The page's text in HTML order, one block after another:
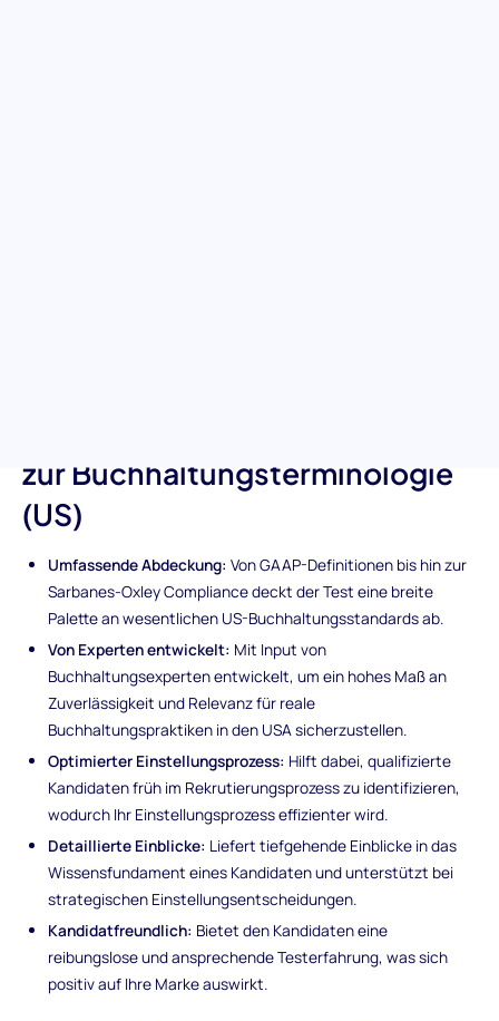
zur Buchhaltungsterminologie
(US)
Umfassende Abdeckung: Von GAAP-Definitionen bis hin zur
Sarbanes-Oxley Compliance deckt der Test eine breite
Palette an wesentlichen US-Buchhaltungsstandards ab.
Von Experten entwickelt: Mit Input von
Buchhaltungsexperten entwickelt, um ein hohes Maß an
Zuverlässigkeit und Relevanz für reale
Buchhaltungspraktiken in den USA sicherzustellen.
Optimierter Einstellungsprozess: Hilft dabei, qualifizierte
Kandidaten früh im Rekrutierungsprozess zu identifizieren,
wodurch Ihr Einstellungsprozess effizienter wird.
Detaillierte Einblicke: Liefert tiefgehende Einblicke in das
Wissensfundament eines Kandidaten und unterstützt bei
strategischen Einstellungsentscheidungen.
Kandidatfreundlich: Bietet den Kandidaten eine
reibungslose und ansprechende Testerfahrung, was sich
positiv auf Ihre Marke auswirkt.